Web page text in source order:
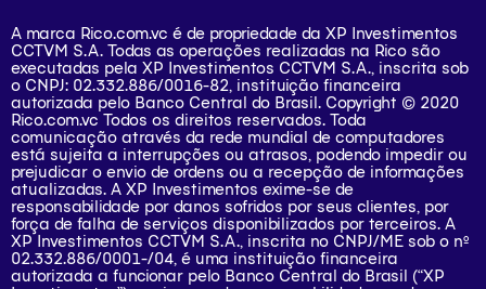
A marca Rico.com.vc é de propriedade da XP Investimentos
CCTVM S.A. Todas as operações realizadas na Rico são
executadas pela XP Investimentos CCTVM S.A., inscrita sob
o CNPJ: 02.332.886/0016-82, instituição financeira
autorizada pelo Banco Central do Brasil. Copyright © 2020
Rico.com.vc Todos os direitos reservados. Toda
comunicação através da rede mundial de computadores
está sujeita a interrupções ou atrasos, podendo impedir ou
prejudicar o envio de ordens ou a recepção de informações
atualizadas. A XP Investimentos exime-se de
responsabilidade por danos sofridos por seus clientes, por
força de falha de serviços disponibilizados por terceiros. A
XP Investimentos CCTVM S.A., inscrita no CNPJ/ME sob o nº
02.332.886/0001-/­04, é uma instituição financeira
autorizada a funcionar pelo Banco Central do Brasil (“XP